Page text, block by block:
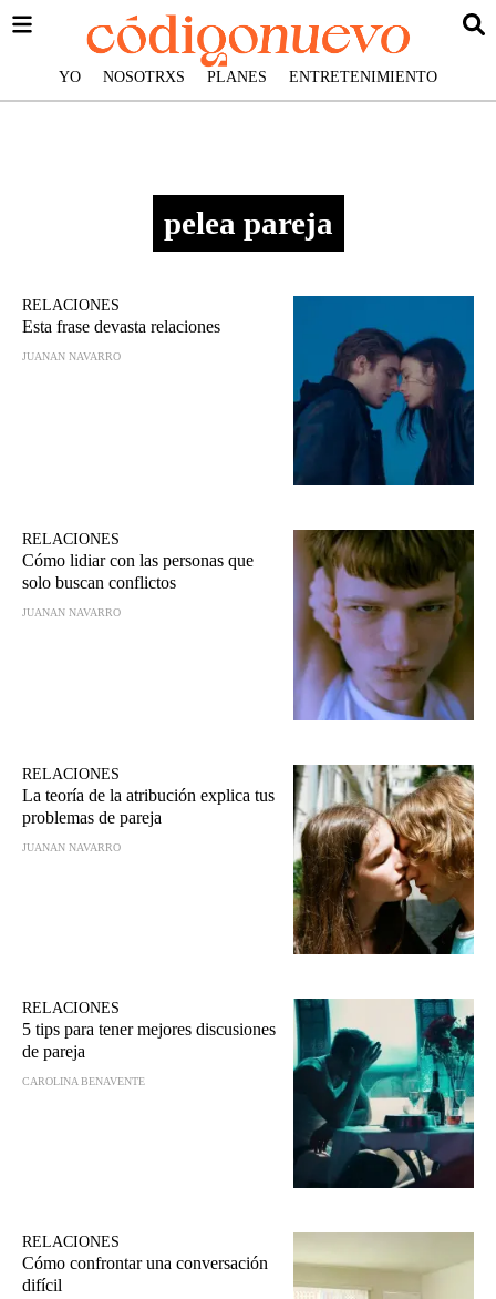
YO NOSOTRXS PLANES ENTRETENIMIENTO
pelea pareja
RELACIONES
Esta frase devasta relaciones
JUANAN NAVARRO
RELACIONES
Cómo lidiar con las personas que
solo buscan conflictos
JUANAN NAVARRO
RELACIONES
La teoría de la atribución explica tus
problemas de pareja
JUANAN NAVARRO
RELACIONES
5 tips para tener mejores discusiones
de pareja
CAROLINA BENAVENTE
RELACIONES
Cómo confrontar una conversación
difícil